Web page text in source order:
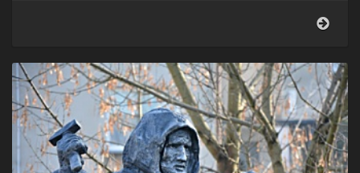
góry